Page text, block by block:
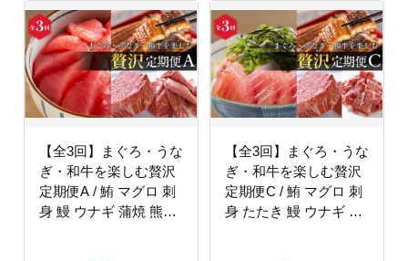
【全3回】まぐろ・うな
ぎ・和牛を楽しむ贅沢
定期便A / 鮪 マグロ 刺
身 鰻 ウナギ 蒲焼 熊野
【全3回】まぐろ・うな
ぎ・和牛を楽しむ贅沢
定期便C / 鮪 マグロ 刺
身 たたき 鰻 ウナギ 蒲